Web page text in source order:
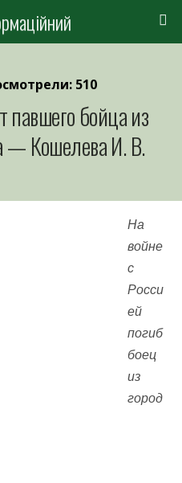
510
павшего бойца из
— Кошелева И. В.
На
войне
с
Росси
ей
погиб
боец
из
город